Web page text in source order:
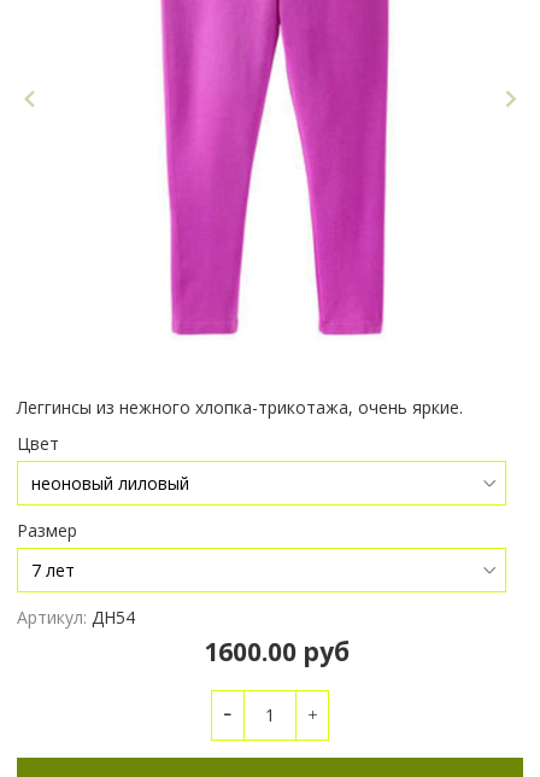
Леггинсы из нежного хлопка-трикотажа, очень яркие.
Цвет
Размер
Артикул: ДН54
1600.00 руб